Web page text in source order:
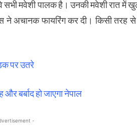
वे सभी मवेशी पालक है। उनकी मवेशी रात
ने अचानक फायरिंग कर दी। किसी तरह
पर उतरे
बर्बाद हो जाएगा नेपाल
-